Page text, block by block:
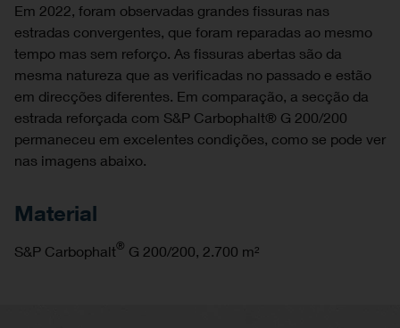
Em 2022, foram observadas grandes fissuras nas
estradas convergentes, que foram reparadas ao mesmo
tempo mas sem reforço. As fissuras abertas são da
mesma natureza que as verificadas no passado e estão
em direcções diferentes. Em comparação, a secção da
estrada reforçada com S&P Carbophalt® G 200/200
permaneceu em excelentes condições, como se pode ver
nas imagens abaixo.
Material
S&P Carbophalt® G 200/200, 2.700 m²